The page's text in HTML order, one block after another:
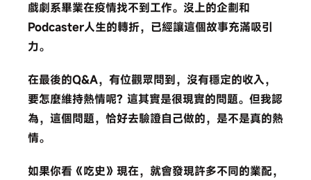
戲劇系畢業在疫情找不到工作。沒上的企劃和
Podcaster人生的轉折，已經讓這個故事充滿吸引
力。
在最後的Q&A，有位觀眾問到，沒有穩定的收入，
要怎麼維持熱情呢? 這其實是很現實的問題。但我認
為，這個問題，恰好去驗證自己做的，是不是真的熱
情。
如果你看《吃史》現在，就會發現許多不同的業配，